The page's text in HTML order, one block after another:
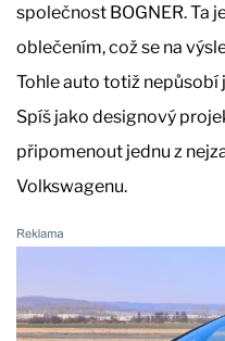
společnost BOGNER. Ta
oblečením, což se na
Tohle auto totiž nepůsobí
Spíš jako designový
připomenout jednu z
Volkswagenu.